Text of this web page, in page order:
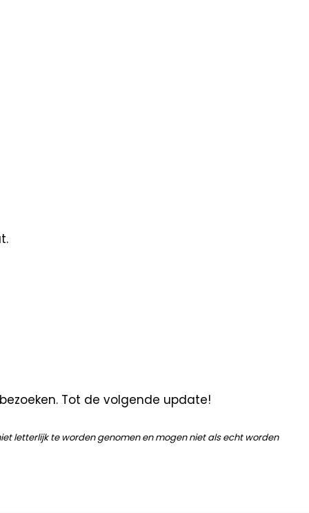
Tot de volgende update!
letterlijk te worden genomen en mogen niet als echt worden